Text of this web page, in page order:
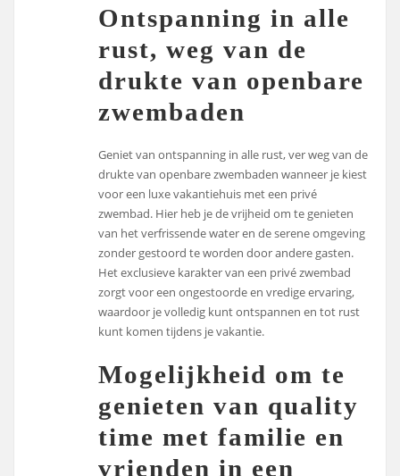
Ontspanning in alle
rust, weg van de
drukte van openbare
zwembaden
Geniet van ontspanning in alle rust, ver weg van de
drukte van openbare zwembaden wanneer je kiest
voor een luxe vakantiehuis met een privé
zwembad. Hier heb je de vrijheid om te genieten
van het verfrissende water en de serene omgeving
zonder gestoord te worden door andere gasten.
Het exclusieve karakter van een privé zwembad
zorgt voor een ongestoorde en vredige ervaring,
waardoor je volledig kunt ontspannen en tot rust
kunt komen tijdens je vakantie.
Mogelijkheid om te
genieten van quality
time met familie en
vrienden in een